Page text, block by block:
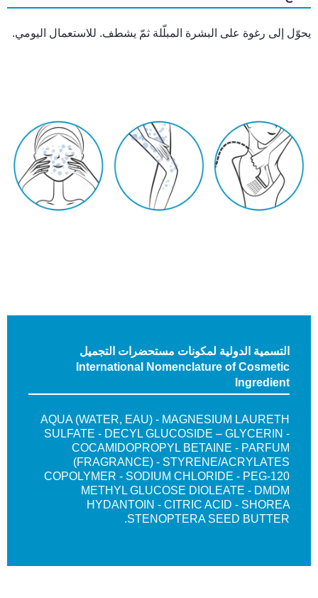
يحوّل إلى رغوة على البشرة المبلّلة ثمّ يشطف. للاستعمال اليومي.
التسمية الدولية لمكونات مستحضرات التجميل
International Nomenclature of Cosmetic
Ingredient
AQUA (WATER, EAU) - MAGNESIUM LAURETH
SULFATE - DECYL GLUCOSIDE – GLYCERIN -
COCAMIDOPROPYL BETAINE - PARFUM
(FRAGRANCE) - STYRENE/ACRYLATES
COPOLYMER - SODIUM CHLORIDE - PEG-120
METHYL GLUCOSE DIOLEATE - DMDM
HYDANTOIN - CITRIC ACID - SHOREA
STENOPTERA SEED BUTTER.